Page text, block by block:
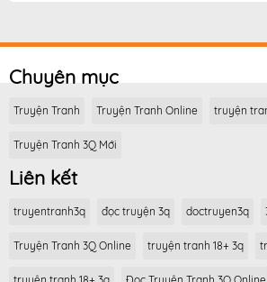
Chuyên mục
Truyện Tranh Truyện Tranh Online truyện
Truyện Tranh 3Q Mới
Liên kết
truyentranh3q đọc truyện 3q doctruyen3q
Truyện Tranh 3Q Online truyện tranh 18+ 3q